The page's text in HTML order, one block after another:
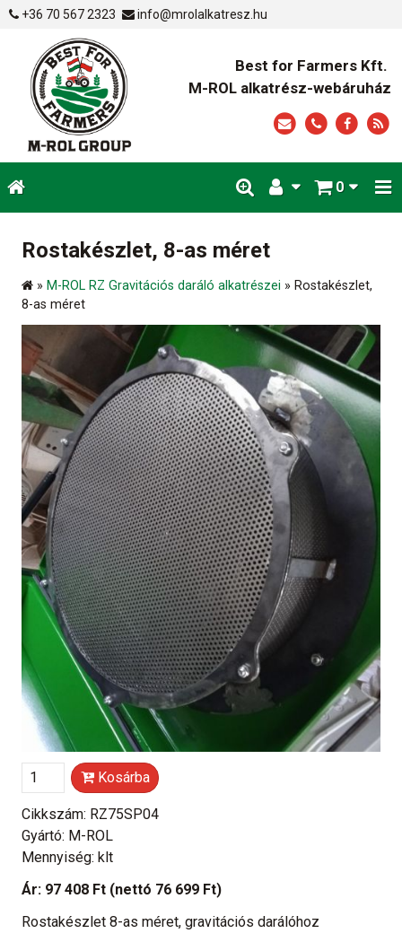
+36 70 567 2323 info@mrolalkatresz.hu
Best for Farmers Kft.
M-ROL alkatrész-webáruház
0
Rostakészlet, 8-as méret
» M-ROL RZ Gravitációs daráló alkatrészei » Rostakészlet,
8-as méret
Kosárba
Cikkszám: RZ75SP04
Gyártó: M-ROL
Mennyiség: klt
Ár: 97 408 Ft (nettó 76 699 Ft)
Rostakészlet 8-as méret, gravitációs darálóhoz